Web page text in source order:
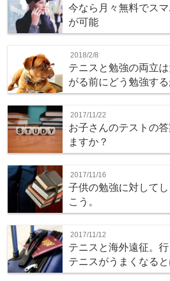
今なら月々無料でス
が可能
2018/2/8
テニスと勉強の両立
がる前にどう勉強する
2017/11/22
お子さんのテストの
ますか？
2017/11/16
子供の勉強に対して
こう。
2017/11/12
テニスと海外遠征。
テニスがうまくなると